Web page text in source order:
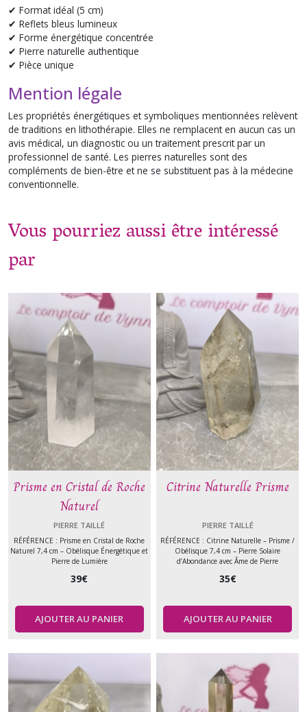
✔ Format idéal (5 cm)
✔ Reflets bleus lumineux
✔ Forme énergétique concentrée
✔ Pierre naturelle authentique
✔ Pièce unique
Mention légale
Les propriétés énergétiques et symboliques mentionnées relèvent
de traditions en lithothérapie. Elles ne remplacent en aucun cas un
avis médical, un diagnostic ou un traitement prescrit par un
professionnel de santé. Les pierres naturelles sont des
compléments de bien-être et ne se substituent pas à la médecine
conventionnelle.
Vous pourriez aussi être intéressé
par
Prisme en Cristal de Roche
Naturel
PIERRE TAILLÉ
RÉFÉRENCE : Prisme en Cristal de Roche
Naturel 7,4 cm – Obélisque Énergétique et
Pierre de Lumière
39€
AJOUTER AU PANIER
Citrine Naturelle Prisme
PIERRE TAILLÉ
RÉFÉRENCE : Citrine Naturelle – Prisme /
Obélisque 7,4 cm – Pierre Solaire
d’Abondance avec Âme de Pierre
35€
AJOUTER AU PANIER